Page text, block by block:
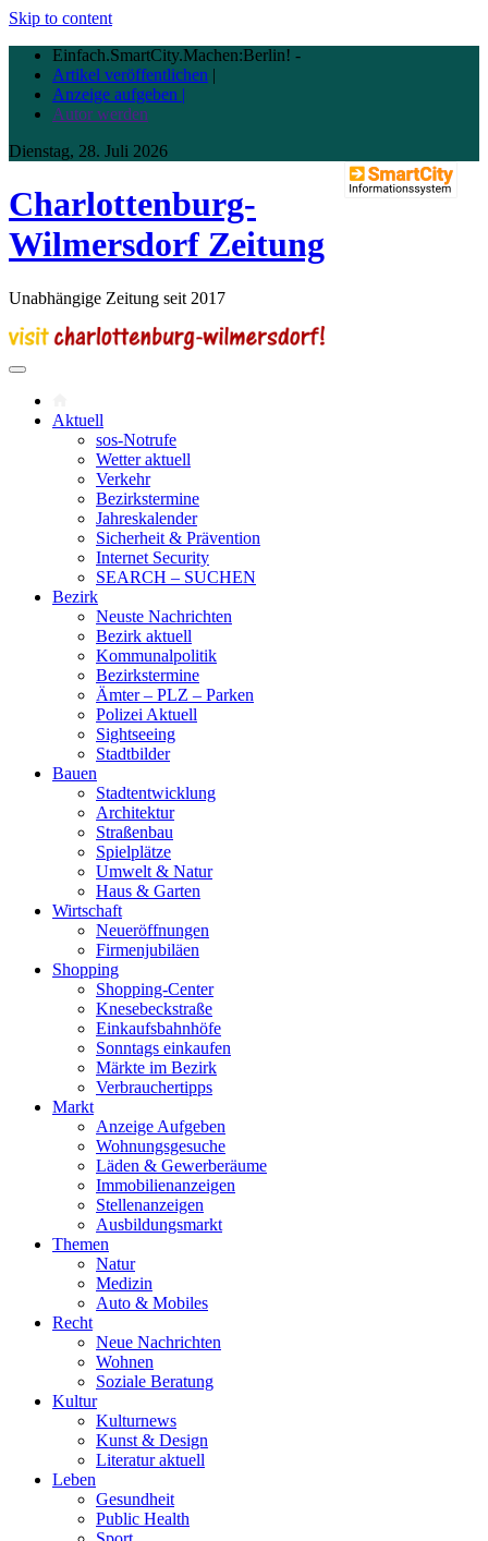
Skip to content
Einfach.SmartCity.Machen:Berlin! -
Artikel veröffentlichen |
Anzeige aufgeben |
Autor werden
Dienstag, 28. Juli 2026
Charlottenburg-
Wilmersdorf Zeitung
Unabhängige Zeitung seit 2017
Aktuell
sos-Notrufe
Wetter aktuell
Verkehr
Bezirkstermine
Jahreskalender
Sicherheit & Prävention
Internet Security
SEARCH – SUCHEN
Bezirk
Neuste Nachrichten
Bezirk aktuell
Kommunalpolitik
Bezirkstermine
Ämter – PLZ – Parken
Polizei Aktuell
Sightseeing
Stadtbilder
Bauen
Stadtentwicklung
Architektur
Straßenbau
Spielplätze
Umwelt & Natur
Haus & Garten
Wirtschaft
Neueröffnungen
Firmenjubiläen
Shopping
Shopping-Center
Knesebeckstraße
Einkaufsbahnhöfe
Sonntags einkaufen
Märkte im Bezirk
Verbrauchertipps
Markt
Anzeige Aufgeben
Wohnungsgesuche
Läden & Gewerberäume
Immobilienanzeigen
Stellenanzeigen
Ausbildungsmarkt
Themen
Natur
Medizin
Auto & Mobiles
Recht
Neue Nachrichten
Wohnen
Soziale Beratung
Kultur
Kulturnews
Kunst & Design
Literatur aktuell
Leben
Gesundheit
Public Health